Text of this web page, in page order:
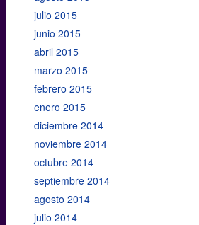
julio 2015
junio 2015
abril 2015
marzo 2015
febrero 2015
enero 2015
diciembre 2014
noviembre 2014
octubre 2014
septiembre 2014
agosto 2014
julio 2014